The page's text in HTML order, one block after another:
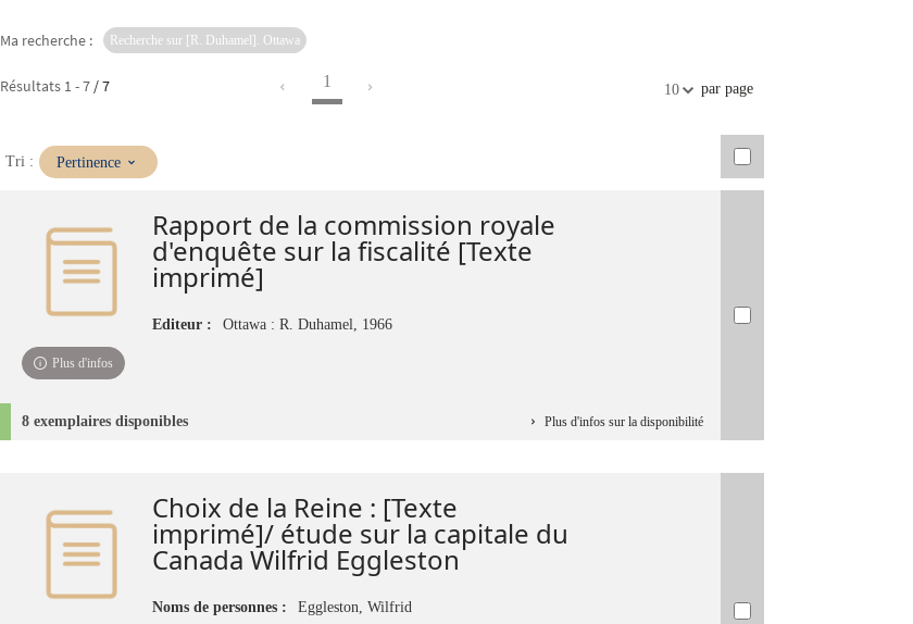
Ma recherche : Recherche sur [R. Duhamel]. Ottawa
Résultats 1 -7 / 7 1 10 par page
Tri :(Mise
immédiate)
Pertinence
Rapport de la commission royale
d'enquête sur la fiscalité [Texte
imprimé]
Editeur : Ottawa : R. Duhamel, 1966
Plus d'infos
8 exemplaires disponibles Plus d'infos sur la disponibilité
Choix de la Reine : [Texte
imprimé]/ étude sur la capitale du
Canada Wilfrid Eggleston
Noms de personnes :
Eggleston, Wilfrid